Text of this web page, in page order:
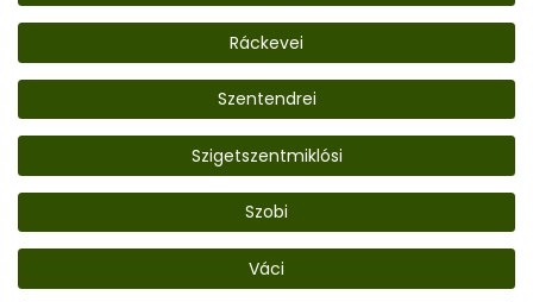
Ráckevei
Szentendrei
Szigetszentmiklósi
Szobi
Váci